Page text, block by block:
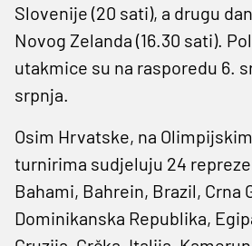
Slovenije (20 sati), a drugu
Novog Zelanda (16.30 sati).
utakmice su na rasporedu 6.
srpnja.
Osim Hrvatske, na
turnirima sudjeluju 24
Bahami, Bahrein, Brazil, Crna
Dominikanska Republika,